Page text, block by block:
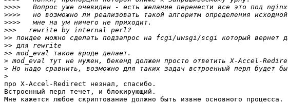
>>>>
>>>>
>>>>
>>>
>>
>>
>>
>
>
>
про X-Accel-Redirect незнал, спасибо.
Встроенный перл течет, и блокирующий.
Мне кажется любое скриптование должно быть извне основного процесса.